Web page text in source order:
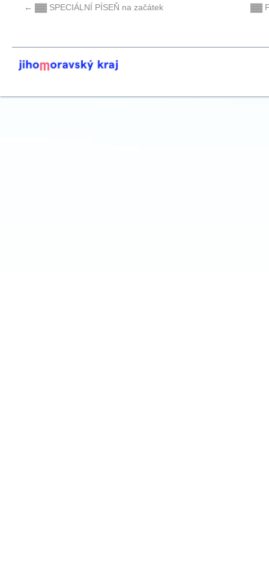
← ▓▓ SPECIÁLNÍ PÍSEŇ na začátek ▓▓